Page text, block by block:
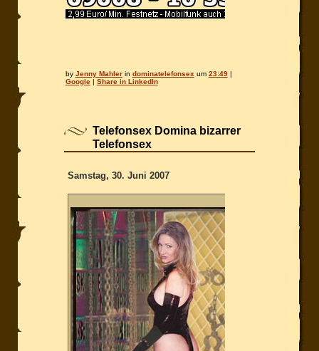
by Jenny Mahlerin dominatelefonsex um 23:49|
Google| Share in LinkedIn
Telefonsex Domina bizarrer
Telefonsex
Samstag, 30. Juni 2007